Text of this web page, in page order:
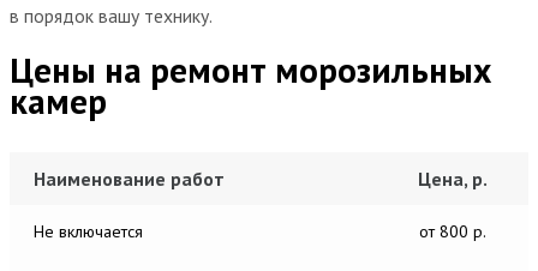
в порядок вашу технику.
Цены на ремонт морозильных
камер
Наименование работ Цена, р.
Не включается от 800 р.